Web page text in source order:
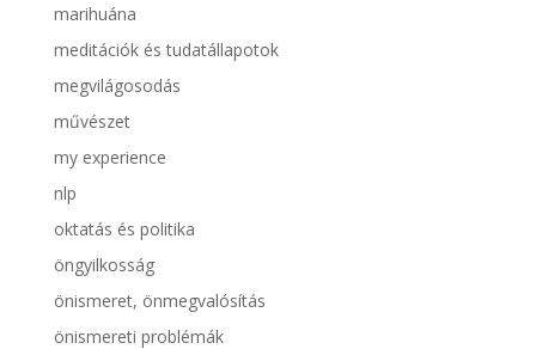
marihuána
meditációk és tudatállapotok
megvilágosodás
művészet
my experience
nlp
oktatás és politika
öngyilkosság
önismeret, önmegvalósítás
önismereti problémák